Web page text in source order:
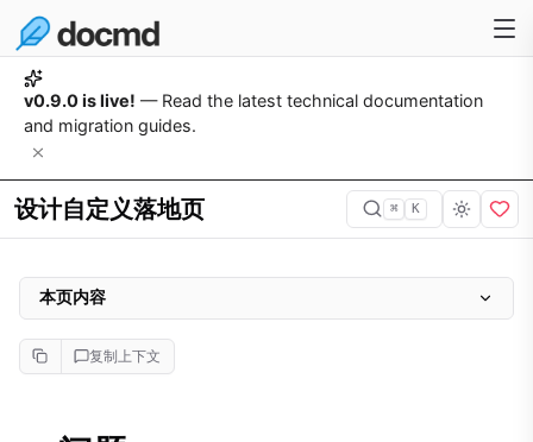
v0.9.0 is live! — Read the latest technical documentation
and migration guides.
设计自定义落地页 ⌘ K
复制上下文
本页内容
问题
为什么重要